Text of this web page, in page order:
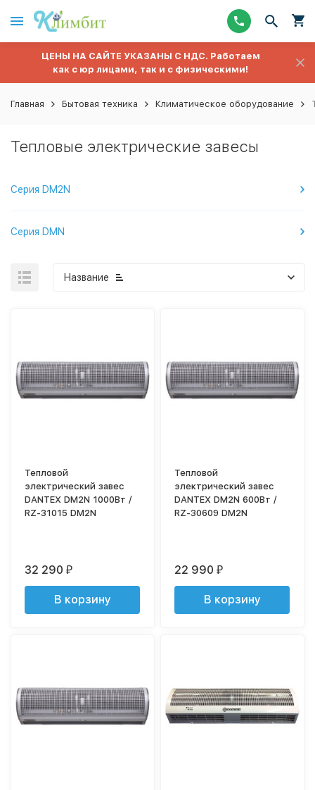
ЦЕНЫ НА САЙТЕ УКАЗАНЫ С НДС. Работаем
как с юр лицами, так и с физическими!
Главная Бытовая техника Климатическое оборудование
Тепловые электрические завесы
Cерия DM2N
Cерия DMN
Название
Тепловой
электрический завес
DANTEX DM2N 1000Вт /
RZ-31015 DM2N
32 290₽
В корзину
Тепловой
электрический завес
DANTEX DM2N 600Вт /
RZ-30609 DM2N
22 990₽
В корзину